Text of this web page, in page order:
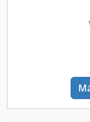
Longitud: 1550
Peso: 420 kg
rápida Descenso
regulable 2
digital para cortes